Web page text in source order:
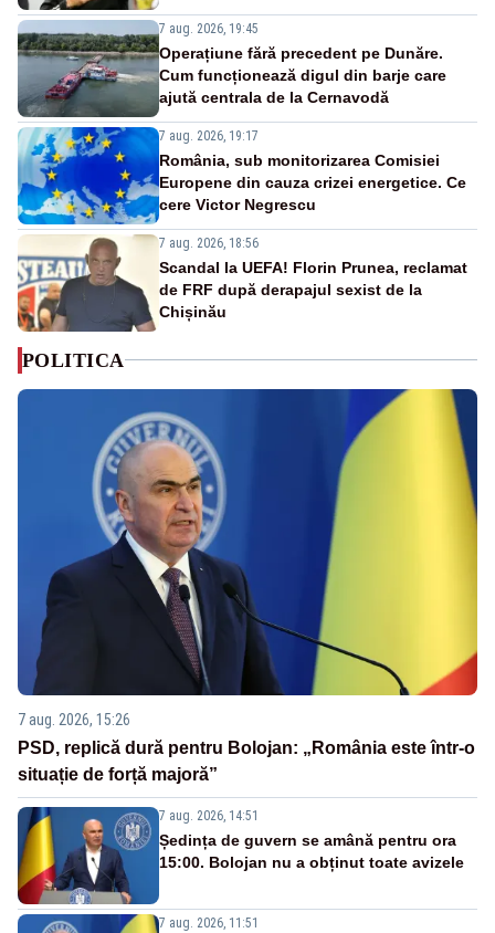
7 aug. 2026, 19:45
Operațiune fără precedent pe Dunăre.
Cum funcționează digul din barje care
ajută centrala de la Cernavodă
7 aug. 2026, 19:17
România, sub monitorizarea Comisiei
Europene din cauza crizei energetice. Ce
cere Victor Negrescu
7 aug. 2026, 18:56
Scandal la UEFA! Florin Prunea, reclamat
de FRF după derapajul sexist de la
Chișinău
POLITICA
7 aug. 2026, 15:26
PSD, replică dură pentru Bolojan: „România este într-o
situație de forță majoră”
7 aug. 2026, 14:51
Ședința de guvern se amână pentru ora
15:00. Bolojan nu a obținut toate avizele
7 aug. 2026, 11:51